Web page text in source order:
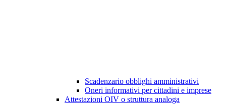
Scadenzario obblighi amministrativi
Oneri informativi per cittadini e imprese
Attestazioni OIV o struttura analoga